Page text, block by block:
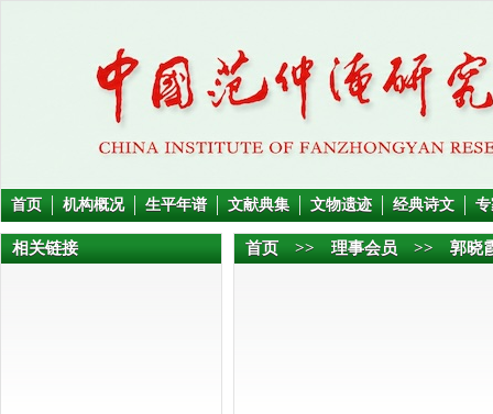
首页 机构概况 生平年谱 文献典集 文物遗迹 经典诗文
相关链接 首页 >> 理事会员 >> 郭晓